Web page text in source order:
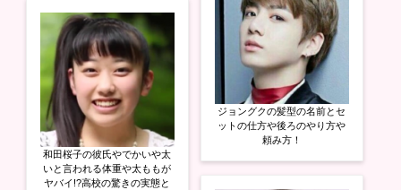
和田桜子の彼氏やでかいや太
いと言われる体重や太ももが
ヤバイ!?高校の驚きの実態と
ジョングクの髪型の名前とセ
ットの仕方や後ろのやり方や
頼み方！